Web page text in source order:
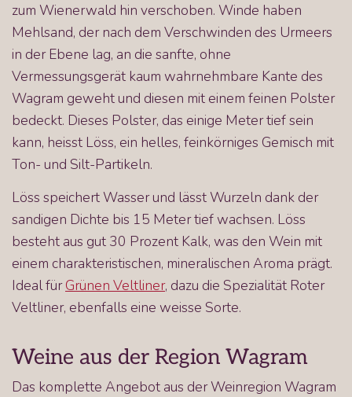
zum Wienerwald hin verschoben. Winde haben
Mehlsand, der nach dem Verschwinden des Urmeers
in der Ebene lag, an die sanfte, ohne
Vermessungsgerät kaum wahrnehmbare Kante des
Wagram geweht und diesen mit einem feinen Polster
bedeckt. Dieses Polster, das einige Meter tief sein
kann, heisst Löss, ein helles, feinkörniges Gemisch mit
Ton- und Silt-Partikeln.
Löss speichert Wasser und lässt Wurzeln dank der
sandigen Dichte bis 15 Meter tief wachsen. Löss
besteht aus gut 30 Prozent Kalk, was den Wein mit
einem charakteristischen, mineralischen Aroma prägt.
Ideal fürGrünen Veltliner, dazu die Spezialität Roter
Veltliner, ebenfalls eine weisse Sorte.
Weine aus der Region Wagram
Das komplette Angebot aus der Weinregion Wagram